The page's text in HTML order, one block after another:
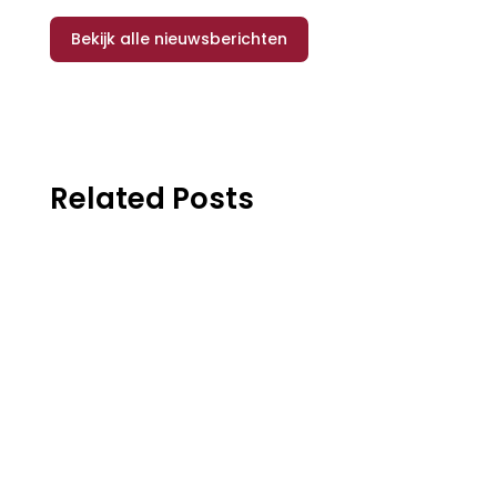
Bekijk alle nieuwsberichten
Related Posts